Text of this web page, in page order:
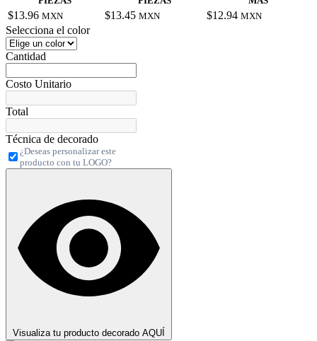
$13.96 MXN $13.45 MXN $12.94 MXN
Selecciona el color
Cantidad
Costo Unitario
Total
Técnica de decorado
¿Deseas personalizar este
producto con tu LOGO?
Visualiza tu producto decorado AQUÍ